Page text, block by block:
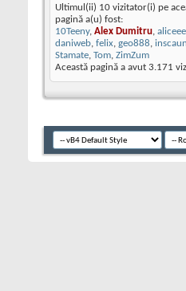
Ultimul(ii) 10 vizitator(i) pe
pagină a(u) fost:
10Teeny, Alex Dumitru, aliceee
daniweb, felix, geo888, inscaun
Stamate, Tom, ZimZum
Această pagină a avut 3.171